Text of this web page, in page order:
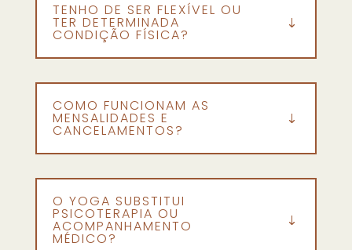
TENHO DE SER FLEXÍVEL OU
TER DETERMINADA
CONDIÇÃO FÍSICA?
COMO FUNCIONAM AS
MENSALIDADES E
CANCELAMENTOS?
O YOGA SUBSTITUI
PSICOTERAPIA OU
ACOMPANHAMENTO
MÉDICO?